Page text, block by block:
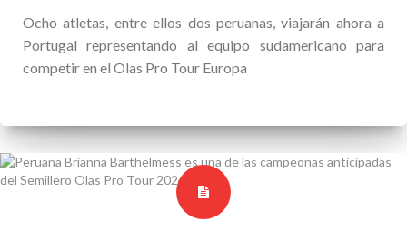
Ocho atletas, entre ellos dos peruanas, viajarán ahora a
Portugal representando al equipo sudamericano para
competir en el Olas Pro Tour Europa